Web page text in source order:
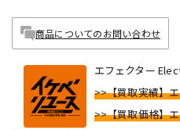
商品についてのお問い合わせ
エフェクター
>>【買取実績】
>>【買取価格】